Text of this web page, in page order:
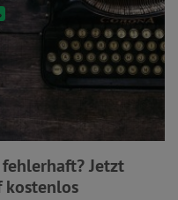
Jetzt
kostenlos